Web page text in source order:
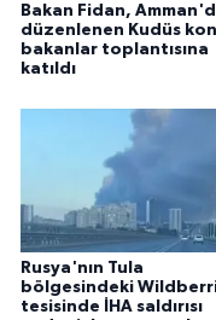
Bakan Fidan,
düzenlenen Kudüs
bakanlar toplantısına
katıldı
Rusya'nın Tula
bölgesindeki
tesisinde İHA saldırısı